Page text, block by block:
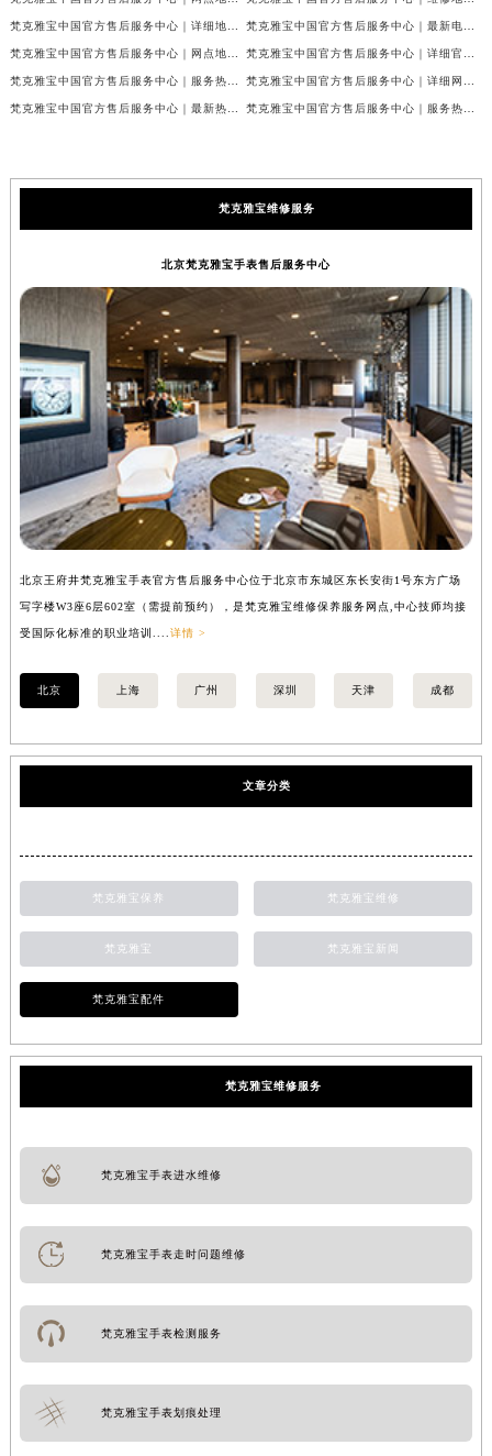
梵克雅宝维修服务
北京梵克雅宝手表售后服务中心
北京王府井梵克雅宝手表官方售后服务中心位于北京市东城区东长安街1号东方广场
写字楼W3座6层602室（需提前预约），是梵克雅宝维修保养服务网点,中心技师均接
受国际化标准的职业培训.... 详情 >
北京 上海 广州 深圳 天津 成都
文章分类
梵克雅宝保养 梵克雅宝维修
梵克雅宝 梵克雅宝新闻
梵克雅宝配件
梵克雅宝维修服务
梵克雅宝手表进水维修
梵克雅宝手表走时问题维修
梵克雅宝手表检测服务
梵克雅宝手表划痕处理